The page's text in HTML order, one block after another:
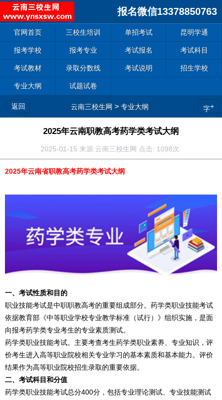
报名微信13378850763
官网首页 三校生培训 单招考试 昆明学通
报考学校 报考专业 考试报名 考试科目
考试教材 录取分数线 考试说明 招生学校
专业大纲 试题试卷
返回 云南三校生网 > 专业大纲 字+
2025年云南职教高考药学类考试大纲
2025-01-15 来源:云南三校生网 点击: 1098次
2025年云南省职教高考药学类考试大纲
一、考试性质和目的
职业技能考试是中职职教高考的重要组成部分。药学类职业技能考试
依据教育部《中等职业学校专业教学标准（试行）》组织实施，是面
向报考药学类专业考生的专业素质测试。
药学类职业技能考试。主要考查考生药学类职业素养、专业知识，评
价考生进入高等职业院校相关专业学习的基本素质和基本能力。评价
结果作为高等职业院校招生录取的重要依据。
二、考试科目和分值
药学类职业技能考试总分400分，包括专业理论测试、专业技能测试